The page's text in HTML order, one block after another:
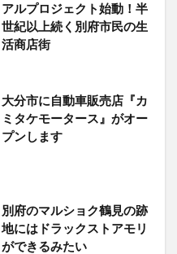
アルプロジェクト始動！半
世紀以上続く別府市民の生
活商店街
大分市に自動車販売店『カ
ミタケモータース』がオー
プンします
別府のマルショク鶴見の跡
地にはドラックストアモリ
ができるみたい